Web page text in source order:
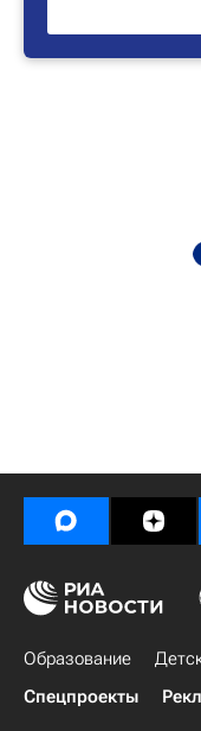
Образование
Спецпроекты